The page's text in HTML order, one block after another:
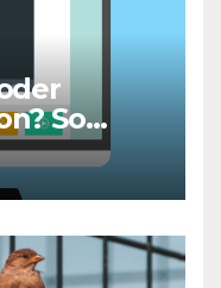
So
den
Content